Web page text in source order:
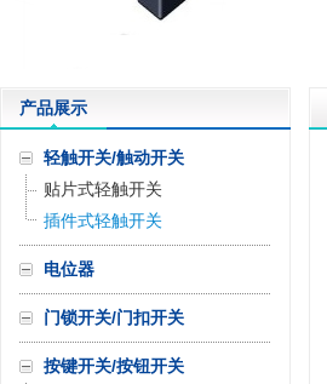
产品展示
轻触开关/触动开关
贴片式轻触开关
插件式轻触开关
电位器
门锁开关/门扣开关
按键开关/按钮开关